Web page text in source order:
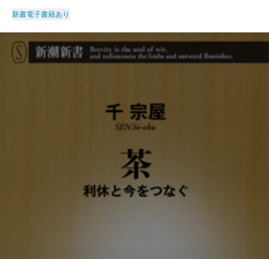
新書電子書籍あり